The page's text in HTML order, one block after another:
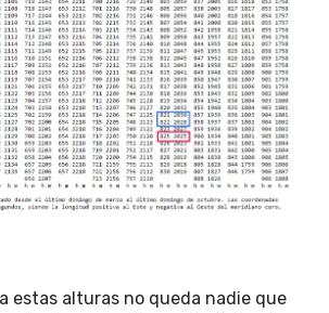
estas alturas no queda nadie que